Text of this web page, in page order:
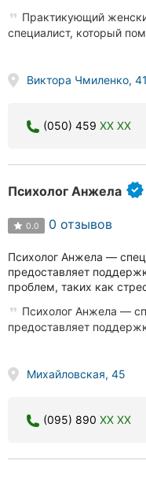
Практикующий
специалист, который
Виктора Чмиленко, 41
(050) 459 XX XX
Психолог Анжела
0.0 0 отзывов
Психолог Анжела —
предоставляет
проблем, таких как
Психолог Анжела —
предоставляет
Михайловская, 45
(095) 890 XX XX